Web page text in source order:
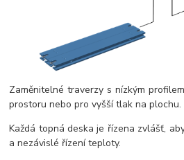
Zaměnitelné traverzy s nízkým
prostoru nebo pro vyšší tlak na plochu.
Každá topná deska je řízena zvlášť,
a nezávislé řízení teploty.